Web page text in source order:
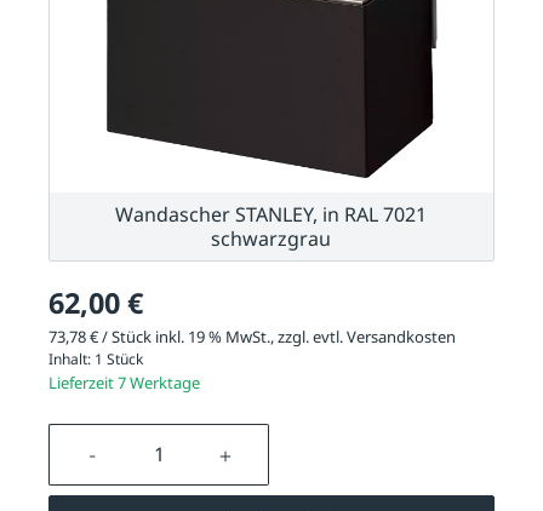
62,00 €
73,78 € / Stück inkl. 19 % MwSt., zzgl. evtl.Versandkosten
Inhalt: 1 Stück
Lieferzeit 7 Werktage
Produkt Anzahl: Gib den
Wandascher STANLEY, in RAL 7021
schwarzgrau